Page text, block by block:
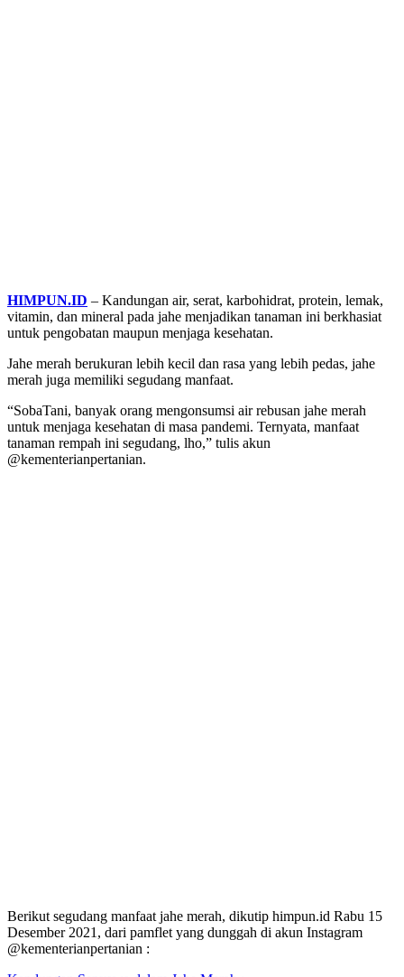
HIMPUN.ID – Kandungan air, serat, karbohidrat, protein, lemak,
vitamin, dan mineral pada jahe menjadikan tanaman ini berkhasiat
untuk pengobatan maupun menjaga kesehatan.
Jahe merah berukuran lebih kecil dan rasa yang lebih pedas, jahe
merah juga memiliki segudang manfaat.
“SobaTani, banyak orang mengonsumsi air rebusan jahe merah
untuk menjaga kesehatan di masa pandemi. Ternyata, manfaat
tanaman rempah ini segudang, lho,” tulis akun
@kementerianpertanian.
Berikut segudang manfaat jahe merah, dikutip himpun.id Rabu 15
Desember 2021, dari pamflet yang dunggah di akun Instagram
@kementerianpertanian :